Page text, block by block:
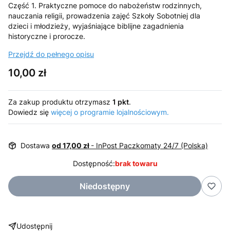
Część 1. Praktyczne pomoce do nabożeństw rodzinnych,
nauczania religii, prowadzenia zajęć Szkoły Sobotniej dla
dzieci i młodzieży, wyjaśniające biblijne zagadnienia
historyczne i prorocze.
Przejdź do pełnego opisu
Cena
10,00 zł
Za zakup produktu otrzymasz 1 pkt.
Dowiedz się więcej o programie lojalnościowym.
Dostawa od 17,00 zł - InPost Paczkomaty 24/7 (Polska)
Dostępność:brak towaru
Niedostępny
Udostępnij